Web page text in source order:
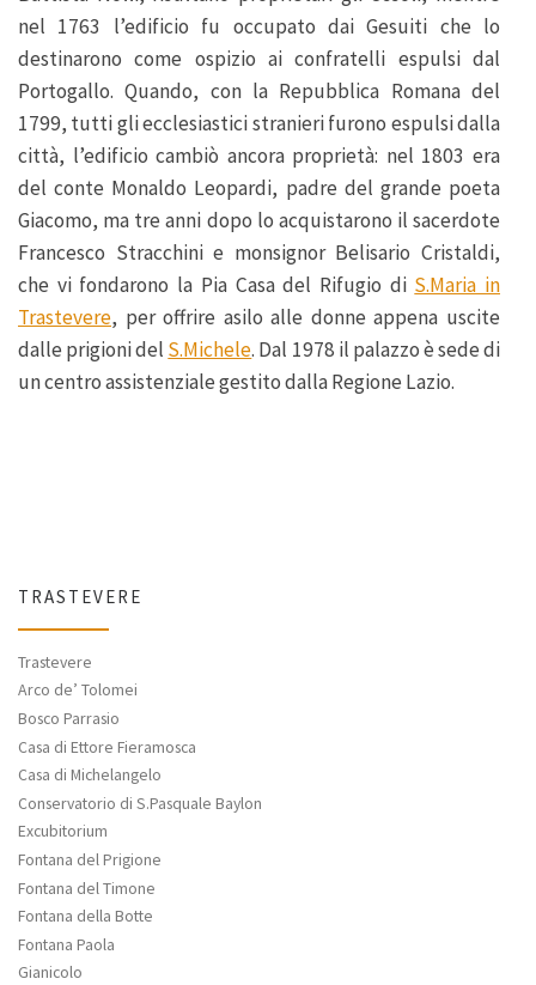
nel 1763 l’edificio fu occupato dai Gesuiti che lo
destinarono come ospizio ai confratelli espulsi dal
Portogallo. Quando, con la Repubblica Romana del
1799, tutti gli ecclesiastici stranieri furono espulsi dalla
città, l’edificio cambiò ancora proprietà: nel 1803 era
del conte Monaldo Leopardi, padre del grande poeta
Giacomo, ma tre anni dopo lo acquistarono il sacerdote
Francesco Stracchini e monsignor Belisario Cristaldi,
che vi fondarono la Pia Casa del Rifugio di S.Maria in
Trastevere, per offrire asilo alle donne appena uscite
dalle prigioni del S.Michele. Dal 1978 il palazzo è sede di
un centro assistenziale gestito dalla Regione Lazio.
TRASTEVERE
Trastevere
Arco de’ Tolomei
Bosco Parrasio
Casa di Ettore Fieramosca
Casa di Michelangelo
Conservatorio di S.Pasquale Baylon
Excubitorium
Fontana del Prigione
Fontana del Timone
Fontana della Botte
Fontana Paola
Gianicolo